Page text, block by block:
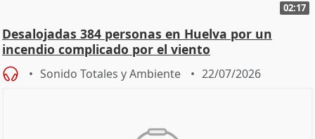
02:17
Desalojadas 384 personas en Huelva por un
incendio complicado por el viento
Sonido Totales y Ambiente 22/07/2026